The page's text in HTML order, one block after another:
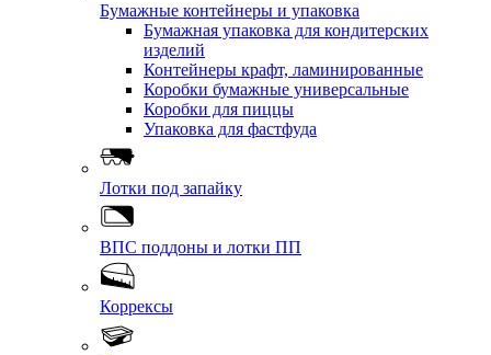
Бумажные контейнеры и упаковка
Бумажная упаковка для кондитерских
изделий
Контейнеры крафт, ламинированные
Коробки бумажные универсальные
Коробки для пиццы
Упаковка для фастфуда
Лотки под запайку
ВПС поддоны и лотки ПП
Коррексы